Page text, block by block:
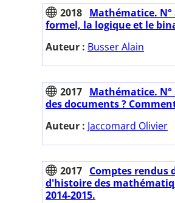
2018 Mathématice. N°
formel, la logique et le
Auteur : Busser Alain
2017 Mathématice.
des documents ?
Auteur : Jaccomard Olivier
2017 Comptes rendus
d'histoire des
2014-2015.